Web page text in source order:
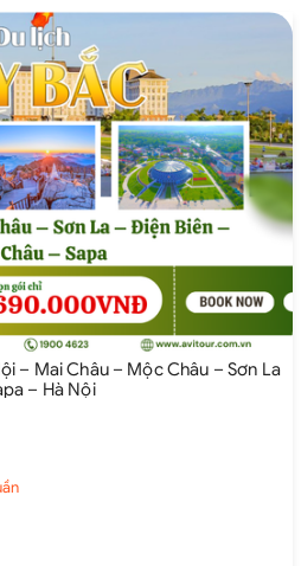
– Mai Châu – Mộc Châu – Sơn La
– Hà Nội